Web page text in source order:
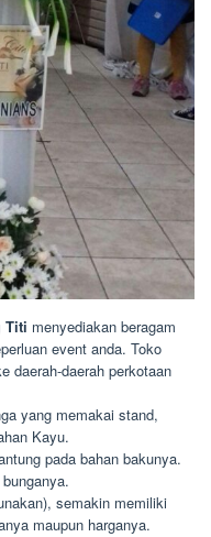
Titi menyediakan beragam
event anda. Toko
daerah-daerah perkotaan
yang memakai stand,
Kayu.
pada bahan bakunya.
semakin memiliki
maupun harganya.